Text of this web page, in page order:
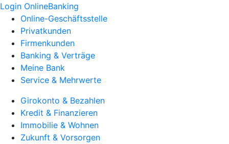
Login OnlineBanking
Online-Geschäftsstelle
Privatkunden
Firmenkunden
Banking & Verträge
Meine Bank
Service & Mehrwerte
Girokonto & Bezahlen
Kredit & Finanzieren
Immobilie & Wohnen
Zukunft & Vorsorgen